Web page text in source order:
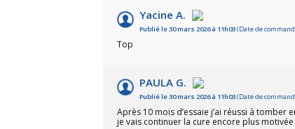
Yacine A.
Publié le 30 mars 2026 à 11h03(Date de
Top
PAULA G.
Publié le 30 mars 2026 à 11h03(Date de
Après 10 mois d’essaie j’ai réussi à
je vais continuer la cure encore plus motivée